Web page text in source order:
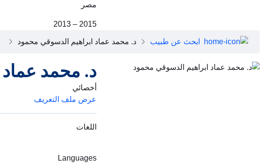
مصر
2013 – 2015
ابحث عن طبيب د. محمد عماد ابراهيم الدسوقي محمود
د. محمد
أخصائي
عرض ملف التعريف
اللغات
Languages